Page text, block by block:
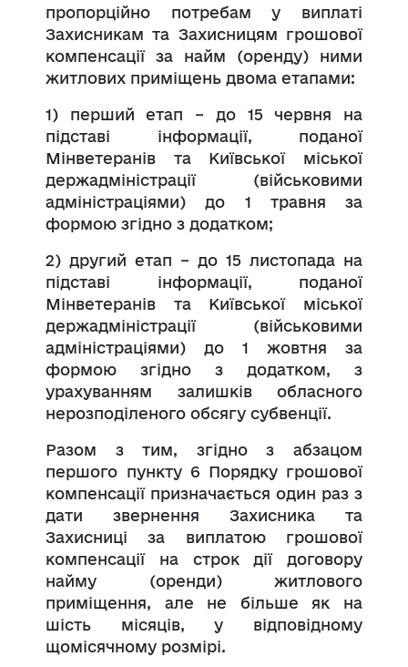
пропорційно потребам у виплаті
Захисникам та Захисницям грошової
компенсації за найм (оренду) ними
житлових приміщень двома етапами:
1) перший етап – до 15 червня на
підставі інформації, поданої
Мінветеранів та Київської міської
держадміністрації (військовими
адміністраціями) до 1 травня за
формою згідно з додатком;
2) другий етап – до 15 листопада на
підставі інформації, поданої
Мінветеранів та Київської міської
держадміністрації (військовими
адміністраціями) до 1 жовтня за
формою згідно з додатком, з
урахуванням залишків обласного
нерозподіленого обсягу субвенції.
Разом з тим, згідно з абзацом
першого пункту 6 Порядку грошової
компенсації призначається один раз з
дати звернення Захисника та
Захисниці за виплатою грошової
компенсації на строк дії договору
найму (оренди) житлового
приміщення, але не більше як на
шість місяців, у відповідному
щомісячному розмірі.